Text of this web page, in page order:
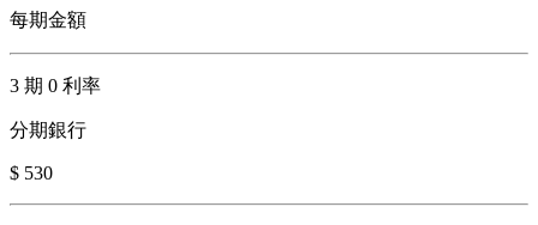
每期金額
3 期 0 利率
分期銀行
$ 530